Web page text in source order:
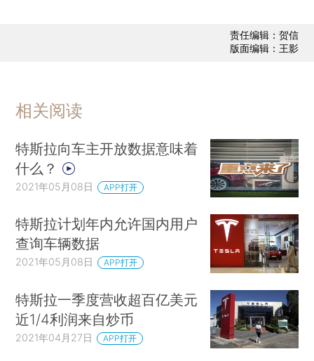
责任编辑：贺信
版面编辑：王影
相关阅读
特斯拉向车主开放数据意味着
什么？
2021年05月08日 APP打开
特斯拉计划年内允许国内用户
查询车辆数据
2021年05月08日 APP打开
特斯拉一季度营收超百亿美元
近1/4利润来自炒币
2021年04月27日 APP打开